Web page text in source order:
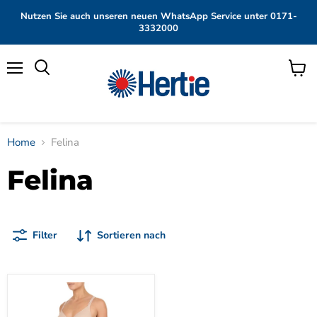
Nutzen Sie auch unseren neuen WhatsApp Service unter 0171-
3332000
Home Felina
Felina
Filter Sortieren nach